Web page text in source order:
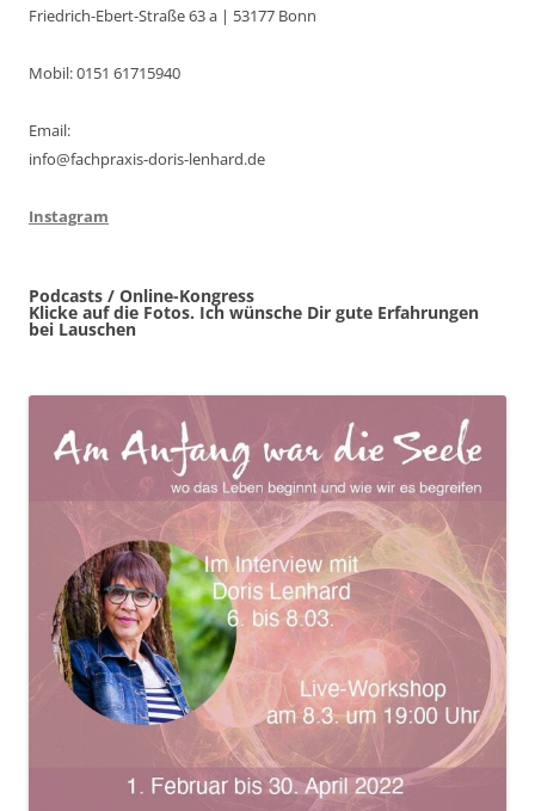
Friedrich-Ebert-Straße 63 a | 53177 Bonn
Mobil: 0151 61715940
Email:
info@fachpraxis-doris-lenhard.de
Instagram
Podcasts / Online-Kongress
Klicke auf die Fotos. Ich wünsche Dir gute Erfahrungen
bei Lauschen